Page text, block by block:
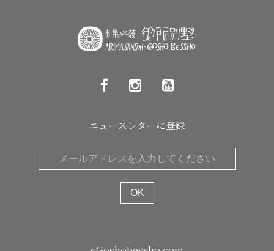
ニュースレターに登録